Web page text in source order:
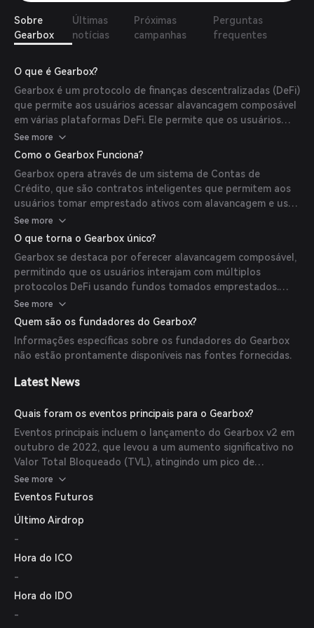
Sobre
Gearbox
Últimas
notícias
Próximas
campanhas
Perguntas
frequentes
O que é Gearbox?
Gearbox é um protocolo de finanças descentralizadas (DeFi)
que permite aos usuários acessar alavancagem composável
em várias plataformas DeFi. Ele permite que os usuários
tomem alavancagem em um lugar e depois a utilizem em
múltiplos protocolos de forma composável.
See more
Como o Gearbox Funciona?
Gearbox opera através de um sistema de Contas de
Crédito, que são contratos inteligentes que permitem aos
usuários tomar emprestado ativos com alavancagem e usá-
los em protocolos DeFi integrados. Os usuários podem
depositar garantias, emprestar ativos e realizar atividades
como yield farming ou trading com maior eficiência de
capital.
See more
O que torna o Gearbox único?
Gearbox se destaca por oferecer alavancagem composável,
permitindo que os usuários interajam com múltiplos
protocolos DeFi usando fundos tomados emprestados.
Essa flexibilidade possibilita estratégias como yield farming
e trading alavancados, aumentando os retornos potenciais
See more
Quem são os fundadores do Gearbox?
Informações específicas sobre os fundadores do Gearbox
não estão prontamente disponíveis nas fontes fornecidas.
Latest News
Quais foram os eventos principais para o Gearbox?
Eventos principais incluem o lançamento do Gearbox v2 em
outubro de 2022, que levou a um aumento significativo no
Valor Total Bloqueado (TVL), atingindo um pico de
aproximadamente $130 milhões em novembro de 2022.
Além disso, o Gearbox realizou vendas públicas e
See more
Eventos Futuros
Último Airdrop
-
Hora do ICO
-
Hora do IDO
-